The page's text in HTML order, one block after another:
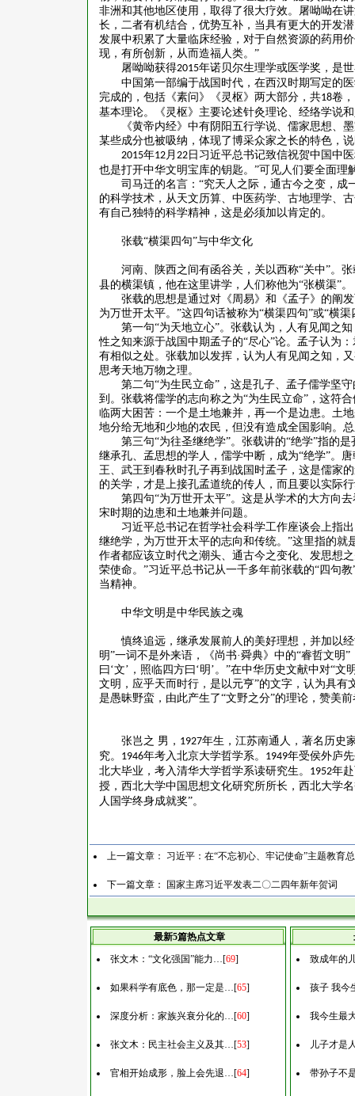
非洲和其他地区使用，取得了很大疗效。屠呦呦在
长，二者有机结合，优势互补，当具有更大的开
发展中积累了大量临床经验，对于自然资源的药用
现，有所创新，从而造福人类。”
屠呦呦获得2015年诺贝尔生理学或医学奖，是
中国第一部编于战国时代，在西汉时期写定的
完成的，包括《素问》《灵枢》两大部分，共18卷，
基本理论。《灵枢》主要论述针灸理论、经络学说
《黄帝内经》中有阴阳五行学说、儒家思想、
某些成分也被吸纳，体现了博采众家之长的特色，
2015年12月 22 日习近平总书记致信祝贺中国中
也是打开中华文明宝库的钥匙。”可见人们要全面
司马迁的名言： “究天人之际，通古今之变，成
的科学技术，从天文历算、中医药学、古地理学、
有自己独特的科学精神，这是必须加以肯定的。
张载“横渠四句”与中华文化
河南、陕西之间有函谷关，关以西称“关中”。
县的横渠镇，他在这里讲学，人们称他为“张横渠”。
张载的思想是通过对《周易》和《孟子》的阐
为万世开太平。”这四句话被称为“横渠四句”或“横渠
第一句“为天地立心”。张载认为，人有见闻之
性之知来源于战国中期孟子的“尽心”论。孟子认为
有相似之处。张载加以发挥，认为人有见闻之知，
思考天地万物之理。
第二句“为生民立命”，这是孔子、孟子儒学坚
到。张载将儒学的志向称之为“为生民立命”，这符
临两大困苦：一个是土地兼并，再一个是边患。土
地分给无地和少地的农民，但没有造成全国影响。
第三句“为往圣继绝学”。张载讲的“绝学”指的
继承孔、孟思想的学人，儒学中断，成为“绝学”。
王、武王到春秋时孔子再到战国时孟子，这是儒家
的关学，才是上接孔孟道统的传人，而且要以实际
第四句“为万世开太平”。这是从学术的大方向
宋时期的边患和土地兼并问题。
习近平总书记在哲学社会科学工作座谈会上指
继绝学，为万世开太平的志向和传统。”这里指的就
作者都应该立时代之潮头、通古今之变化、发思想
荣使命。”习近平总书记从一千多年前张载的“四句
当精神。
中华文明是中华民族之魂
慎终追远，继承发展前人的美好理想，并加以
明”一词不是外来语，《尚书·舜典》中的“睿哲文
曰‘文’，照临四方曰‘明’。”在中华历史文献中对“
文明，应乎天而时行，是以元亨”的文字，认为具
是愚昧野蛮，由此产生了“文野之分”的理论，赞美
张岂之 男， 1927年生，江苏南通人，著名历史
究。 1946年考入北京大学哲学系。 1949年受侯外庐
北大毕业，考入清华大学哲学系读研究生。 1952年
授，西北大学中国思想文化研究所所长，西北大学
人国学终身成就奖”。
上一篇文章： 习近平：在“不忘初心、牢记使命”主题教育
下一篇文章： 国家主席习近平发表二〇二四年新年贺词
最新5篇热点文章
张文木：“文化强国”能力…[69]
如果科学有底色，那一定是…[65]
深度分析：家族兴衰分化的…[60]
张文木：民主社会主义及其…[53]
官相开始成形，脸上会先退…[64]
致成年的
孩子 我今
我今生最
儿子才是
带孙子不